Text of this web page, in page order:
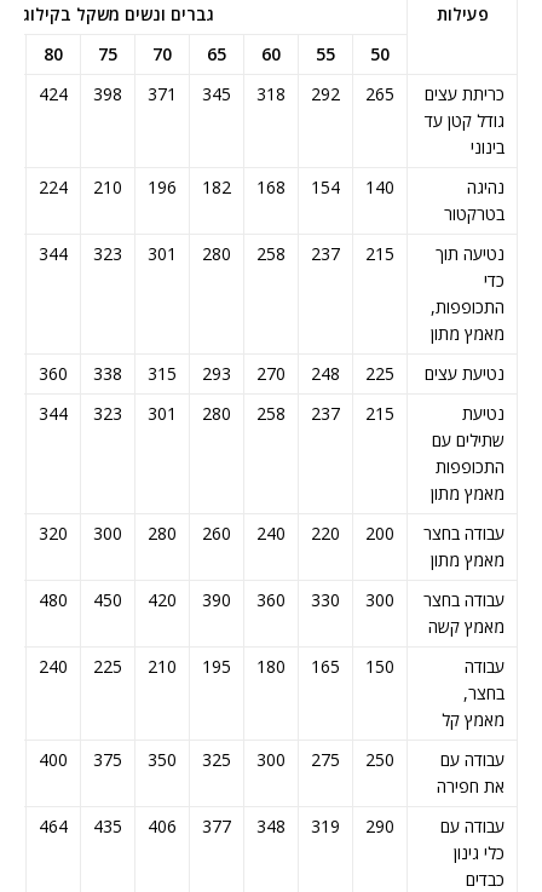
פעילות
גברים ונשים משקל בקילוגרם
50
55
60
65
70
75
80
כריתת עצים
גודל קטן עד
בינוני
265
292
318
345
371
398
424
נהיגה
בטרקטור
140
154
168
182
196
210
224
נטיעה תוך
כדי
התכופפות,
מאמץ מתון
215
237
258
280
301
323
344
נטיעת עצים 225
248
270
293
315
338
360
נטיעת
שתילים עם
התכופפות
מאמץ מתון
215
237
258
280
301
323
344
עבודה בחצר
מאמץ מתון
200
220
240
260
280
300
320
עבודה בחצר
מאמץ קשה
300
330
360
390
420
450
480
עבודה
בחצר,
מאמץ קל
150
165
180
195
210
225
240
עבודה עם
את חפירה
250
275
300
325
350
375
400
עבודה עם
כלי גינון
כבדים
290
319
348
377
406
435
464